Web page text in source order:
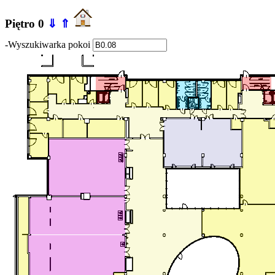
Piętro 0 ⇓ ⇑
-Wyszukiwarka pokoi